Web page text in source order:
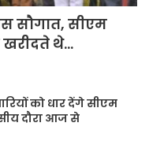
सौगात, सीएम
थे…
को धार देंगे सीएम
दौरा आज से